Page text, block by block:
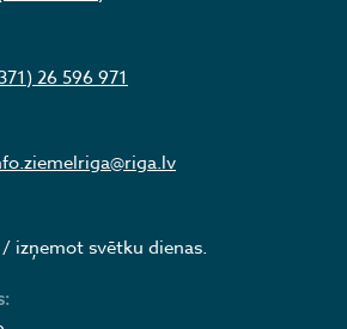
26 596 971
izņemot svētku dienas.